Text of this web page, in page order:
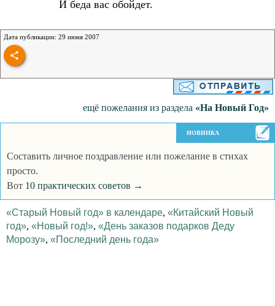
И беда вас обойдет.
Дата публикации: 29 июня 2007
ещё пожелания из раздела «На Новый Год»
НОВИНКА
Составить личное поздравление или пожелание в стихах
просто.
Вот 10 практических советов →
«Старый Новый год» в календаре, «Китайский Новый
год», «Новый год!», «День заказов подарков Деду
Морозу», «Последний день года»